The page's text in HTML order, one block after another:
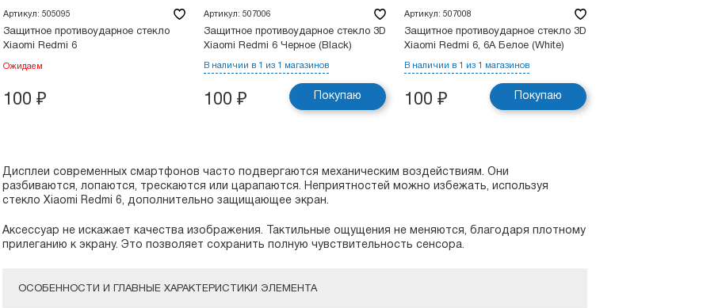
Артикул: 505095
Защитное противоударное стекло
Xiaomi Redmi 6
Ожидаем
100 ₽
Артикул: 507006
Защитное противоударное стекло 3D
Xiaomi Redmi 6 Черное (Black)
В наличии в 1 из 1 магазинов
100 ₽ Покупаю
Артикул: 507008
Защитное противоударное стекло 3D
Xiaomi Redmi 6, 6A Белое (White)
В наличии в 1 из 1 магазинов
100 ₽ Покупаю
Дисплеи современных смартфонов часто подвергаются механическим воздействиям. Они
разбиваются, лопаются, трескаются или царапаются. Неприятностей можно избежать, используя
стекло Xiaomi Redmi 6, дополнительно защищающее экран.
Аксессуар не искажает качества изображения. Тактильные ощущения не меняются, благодаря плотному
прилеганию к экрану. Это позволяет сохранить полную чувствительность сенсора.
ОСОБЕННОСТИ И ГЛАВНЫЕ ХАРАКТЕРИСТИКИ ЭЛЕМЕНТА